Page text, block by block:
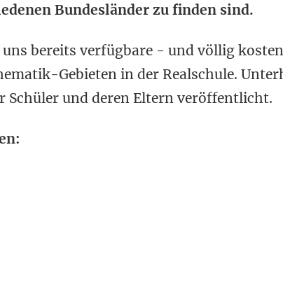
Bundesländer zu finden sind.
bereits verfügbare - und völlig
Gebieten in der Realschule.
Schüler und deren Eltern veröffentlicht.